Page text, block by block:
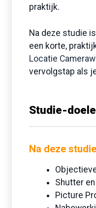
praktijk.
Na deze studie
een korte,
Locatie
vervolgstap als
Studie-
Na deze
Shutter
Picture